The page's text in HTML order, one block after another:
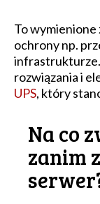
To
ochrony np.
infrastrukturze.
rozwiązania i
UPS, który
Na co
zanim